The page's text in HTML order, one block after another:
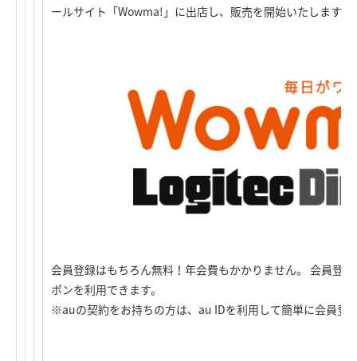
ールサイト「Wowma!」に出店し、販売を開始いたします。
会員登録はもちろん無料！年会費もかかりません。 会員登
ポンを利用できます。
※auの契約をお持ちの方は、au IDを利用して簡単に会員登